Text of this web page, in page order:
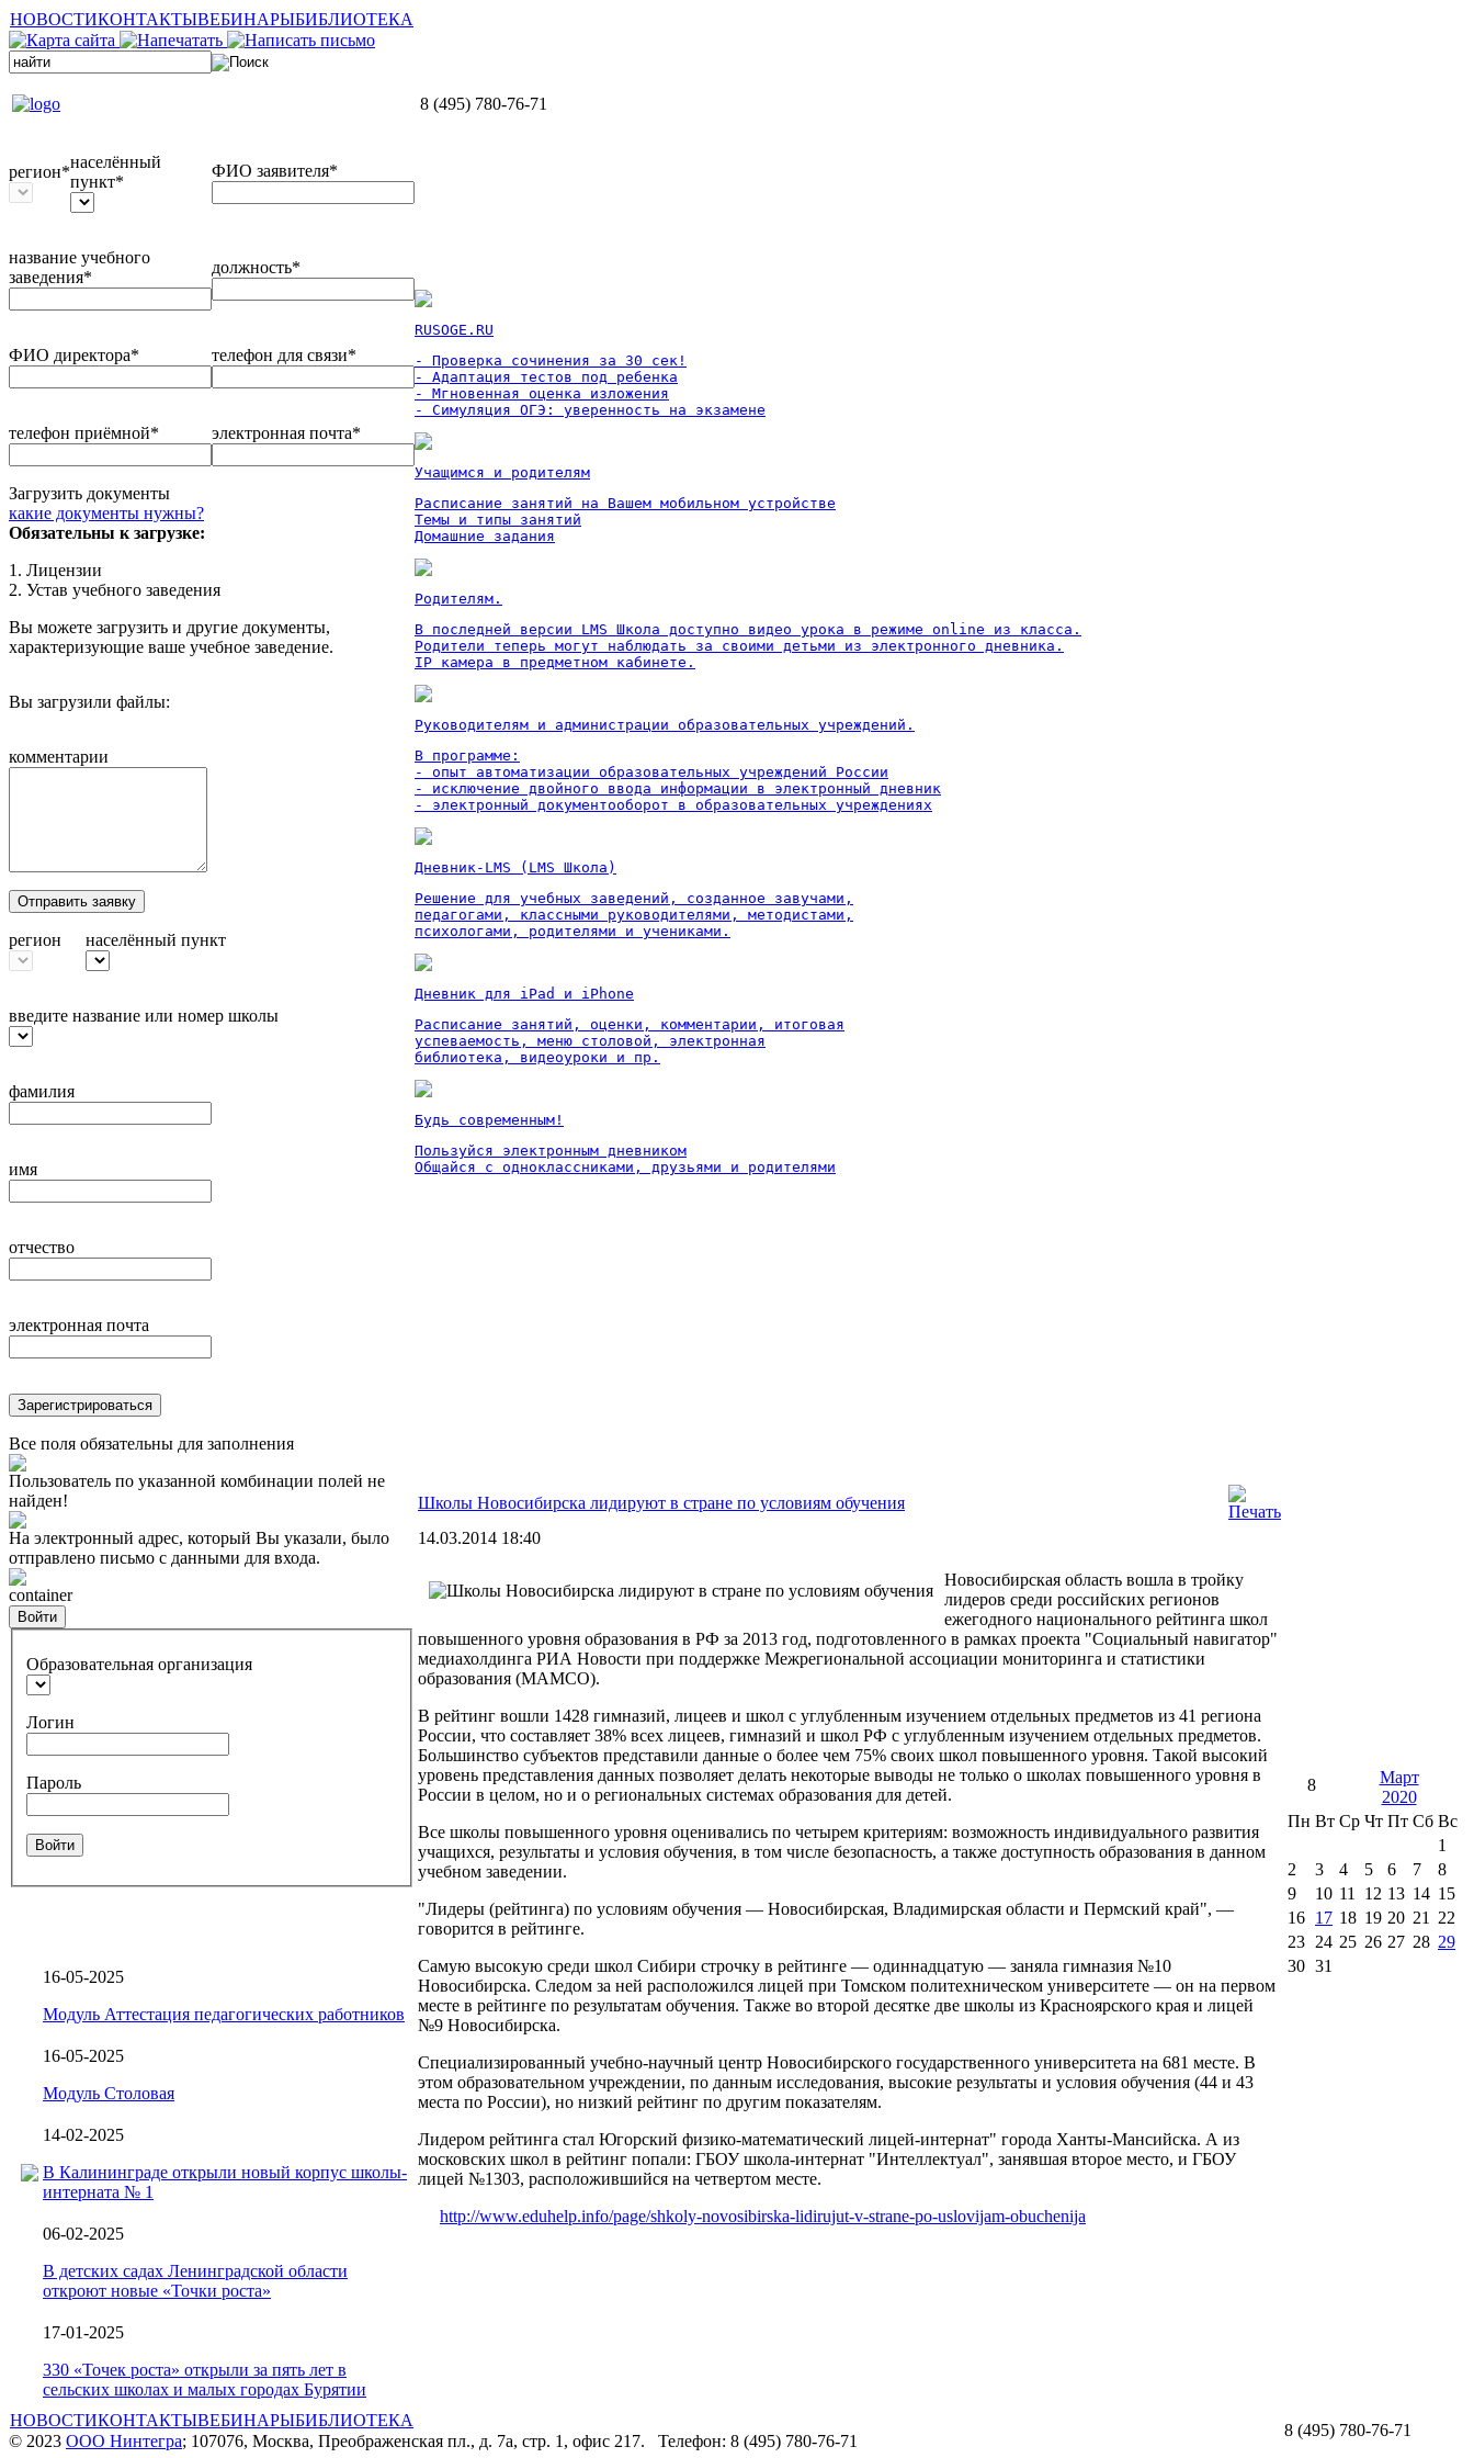
НОВОСТИКОНТАКТЫВЕБИНАРЫБИБЛИОТЕКА
8 (495) 780-76-71
регион*
населённый
пункт*
ФИО заявителя*
название учебного
заведения*
должность*
ФИО директора* телефон для связи*
телефон приёмной* электронная почта*
Загрузить документы
какие документы нужны?
Обязательны к загрузке:
1. Лицензии
2. Устав учебного заведения
Вы можете загрузить и другие документы,
характеризующие ваше учебное заведение.
Вы загрузили файлы:
комментарии
Отправить заявку
регион населённый пункт
введите название или номер школы
фамилия
имя
отчество
электронная почта
Зарегистрироваться
Все поля обязательны для заполнения
Пользователь по указанной комбинации полей не
найден!
На электронный адрес, который Вы указали, было
отправлено письмо с данными для входа.
container
Войти
Образовательная организация
Логин
Пароль
Войти
16-05-2025
Модуль Аттестация педагогических работников
16-05-2025
Модуль Столовая
14-02-2025
В Калининграде открыли новый корпус школы-
интерната № 1
06-02-2025
В детских садах Ленинградской области
откроют новые «Точки роста»
17-01-2025
330 «Точек роста» открыли за пять лет в
сельских школах и малых городах Бурятии
RUSOGE.RU
- Проверка сочинения за 30 сек!
- Адаптация тестов под ребенка
- Мгновенная оценка изложения
- Симуляция ОГЭ: уверенность на экзамене
Учащимся и родителям
Расписание занятий на Вашем мобильном устройстве
Темы и типы занятий
Домашние задания
Родителям.
В последней версии LMS Школа доступно видео урока в режиме online из класса.
Родители теперь могут наблюдать за своими детьми из электронного дневника.
IP камера в предметном кабинете.
Руководителям и администрации образовательных учреждений.
В программе:
- опыт автоматизации образовательных учреждений России
- исключение двойного ввода информации в электронный дневник
- электронный документооборот в образовательных учреждениях
Дневник-LMS (LMS Школа)
Решение для учебных заведений, созданное завучами,
педагогами, классными руководителями, методистами,
психологами, родителями и учениками.
Дневник для iPad и iPhone
Расписание занятий, оценки, комментарии, итоговая
успеваемость, меню столовой, электронная
библиотека, видеоуроки и пр.
Будь современным!
Пользуйся электронным дневником
Общайся с одноклассниками, друзьями и родителями
Школы Новосибирска лидируют в стране по условиям обучения
14.03.2014 18:40
Новосибирская область вошла в тройку
лидеров среди российских регионов
ежегодного национального рейтинга школ
повышенного уровня образования в РФ за 2013 год, подготовленного в рамках проекта "Социальный навигатор"
медиахолдинга РИА Новости при поддержке Межрегиональной ассоциации мониторинга и статистики
образования (МАМСО).
В рейтинг вошли 1428 гимназий, лицеев и школ с углубленным изучением отдельных предметов из 41 региона
России, что составляет 38% всех лицеев, гимназий и школ РФ с углубленным изучением отдельных предметов.
Большинство субъектов представили данные о более чем 75% своих школ повышенного уровня. Такой высокий
уровень представления данных позволяет делать некоторые выводы не только о школах повышенного уровня в
России в целом, но и о региональных системах образования для детей.
Все школы повышенного уровня оценивались по четырем критериям: возможность индивидуального развития
учащихся, результаты и условия обучения, в том числе безопасность, а также доступность образования в данном
учебном заведении.
"Лидеры (рейтинга) по условиям обучения — Новосибирская, Владимирская области и Пермский край", —
говорится в рейтинге.
Самую высокую среди школ Сибири строчку в рейтинге — одиннадцатую — заняла гимназия №10
Новосибирска. Следом за ней расположился лицей при Томском политехническом университете — он на первом
месте в рейтинге по результатам обучения. Также во второй десятке две школы из Красноярского края и лицей
№9 Новосибирска.
Специализированный учебно-научный центр Новосибирского государственного университета на 681 месте. В
этом образовательном учреждении, по данным исследования, высокие результаты и условия обучения (44 и 43
места по России), но низкий рейтинг по другим показателям.
Лидером рейтинга стал Югорский физико-математический лицей-интернат" города Ханты-Мансийска. А из
московских школ в рейтинг попали: ГБОУ школа-интернат "Интеллектуал", занявшая второе место, и ГБОУ
лицей №1303, расположившийся на четвертом месте.
http://www.eduhelp.info/page/shkoly-novosibirska-lidirujut-v-strane-po-uslovijam-obuchenija
8
Март
2020
Пн Вт Ср Чт Пт Сб Вс
1
2
3 4 5 6 7
8
9
10 11 12 13 14 15
16 17 18 19 20 21
22
23 24 25 26 27 28 29
30 31
НОВОСТИКОНТАКТЫВЕБИНАРЫБИБЛИОТЕКА
© 2023 ООО Нинтегра; 107076, Москва, Преображенская пл., д. 7а, стр. 1, офис 217. Телефон: 8 (495) 780-76-71
8 (495) 780-76-71